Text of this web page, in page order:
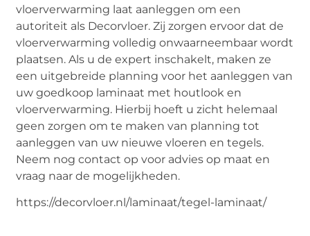
vloerverwarming laat aanleggen om een
autoriteit als Decorvloer. Zij zorgen ervoor dat de
vloerverwarming volledig onwaarneembaar wordt
plaatsen. Als u de expert inschakelt, maken ze
een uitgebreide planning voor het aanleggen van
uw goedkoop laminaat met houtlook en
vloerverwarming. Hierbij hoeft u zicht helemaal
geen zorgen om te maken van planning tot
aanleggen van uw nieuwe vloeren en tegels.
Neem nog contact op voor advies op maat en
vraag naar de mogelijkheden.
https://decorvloer.nl/laminaat/tegel-laminaat/